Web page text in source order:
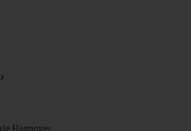
Hannover